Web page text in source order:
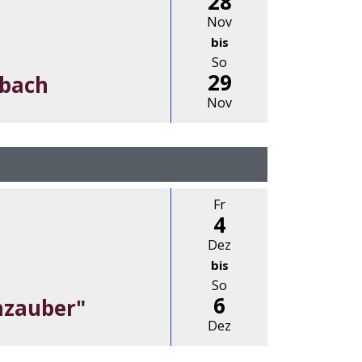
Nov
bis
So
29
Nov
Fr
4
Dez
bis
So
6
Dez